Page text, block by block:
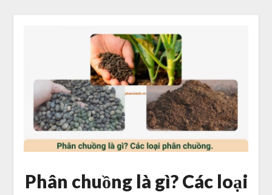
Phân chuồng là gì? Các loại